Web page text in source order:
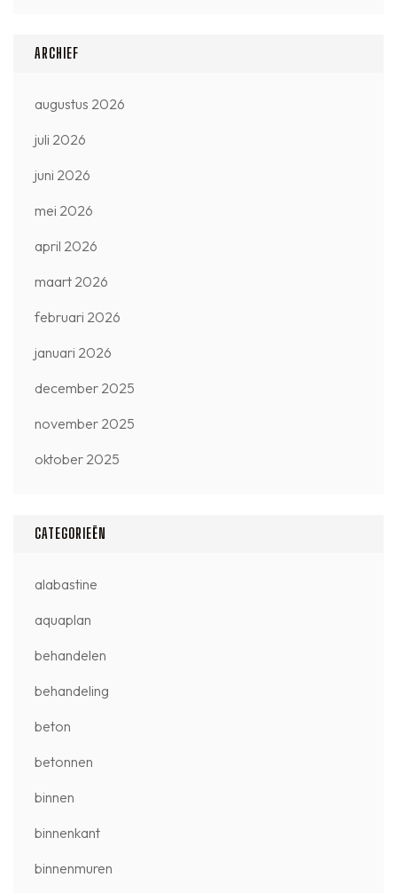
ARCHIEF
augustus 2026
juli 2026
juni 2026
mei 2026
april 2026
maart 2026
februari 2026
januari 2026
december 2025
november 2025
oktober 2025
CATEGORIEËN
alabastine
aquaplan
behandelen
behandeling
beton
betonnen
binnen
binnenkant
binnenmuren